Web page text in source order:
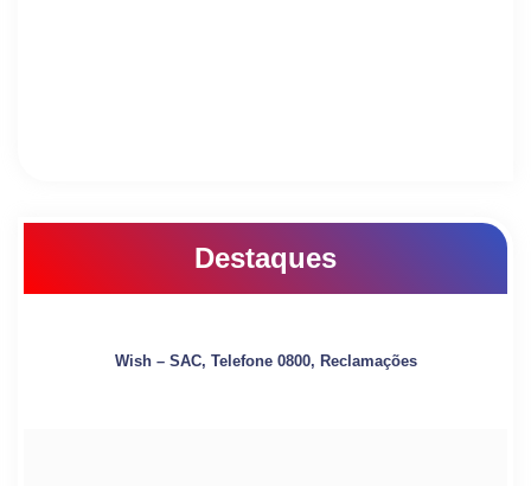
Destaques
Wish – SAC, Telefone 0800, Reclamações